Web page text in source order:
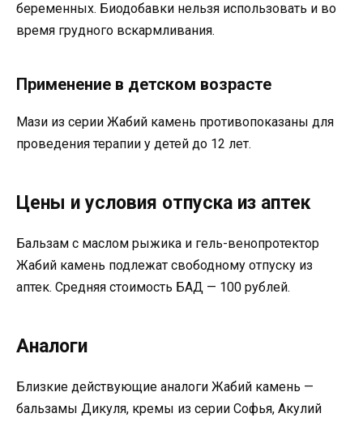
беременных. Биодобавки нельзя использовать и во
время грудного вскармливания.
Применение в детском возрасте
Мази из серии Жабий камень противопоказаны для
проведения терапии у детей до 12 лет.
Цены и условия отпуска из аптек
Бальзам с маслом рыжика и гель-венопротектор
Жабий камень подлежат свободному отпуску из
аптек. Средняя стоимость БАД — 100 рублей.
Аналоги
Близкие действующие аналоги Жабий камень —
бальзамы Дикуля, кремы из серии Софья, Акулий